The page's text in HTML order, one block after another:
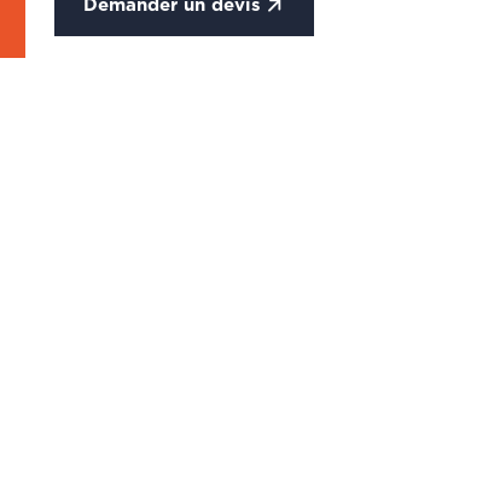
Demander un devis